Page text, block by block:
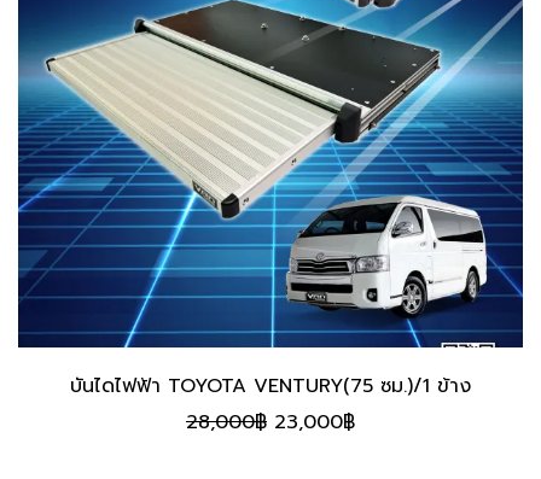
บันไดไฟฟ้า TOYOTA VENTURY(75 ซม.)/1 ข้าง
28,000฿ Original
23,000฿Current